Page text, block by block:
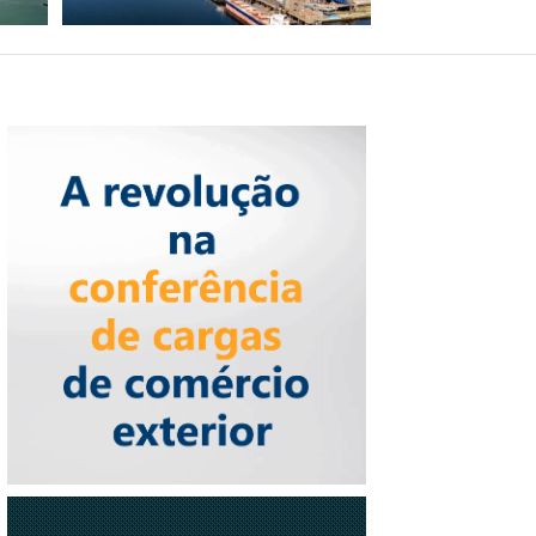
NORTE BATE
HISTÓRICO
PASSAGEIROS EM